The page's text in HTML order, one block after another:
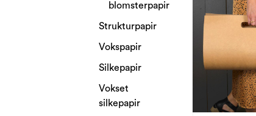
blomsterpapir
Strukturpapir
Vokspapir
Silkepapir
Vokset
silkepapir